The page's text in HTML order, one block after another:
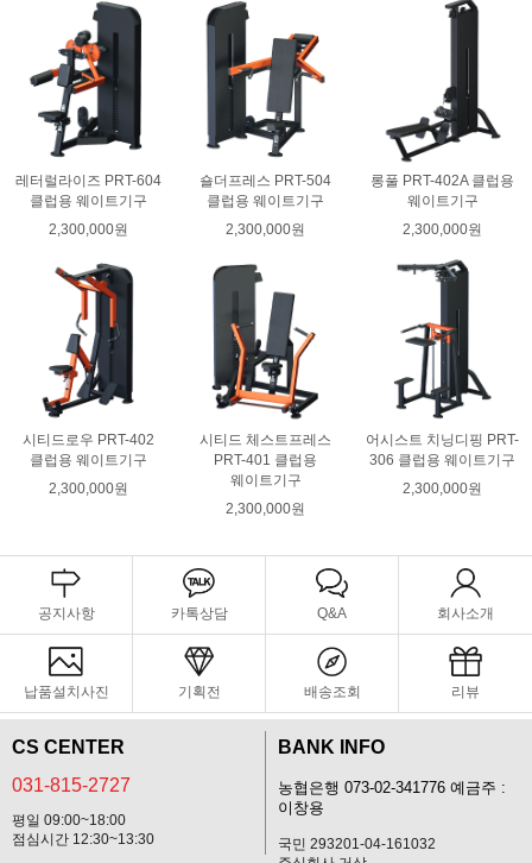
레터럴라이즈 PRT-604
클럽용 웨이트기구
2,300,000원
숄더프레스 PRT-504
클럽용 웨이트기구
2,300,000원
롱풀 PRT-402A 클럽용
웨이트기구
2,300,000원
시티드로우 PRT-402
클럽용 웨이트기구
2,300,000원
시티드 체스트프레스
PRT-401 클럽용
웨이트기구
2,300,000원
어시스트 치닝디핑 PRT-
306 클럽용 웨이트기구
2,300,000원
공지사항 카톡상담 Q&A 회사소개
납품설치사진 기획전 배송조회 리뷰
CS CENTER
031-815-2727
평일 09:00~18:00
점심시간 12:30~13:30
BANK INFO
농협은행 073-02-341776 예금주 :
이창용
국민 293201-04-161032